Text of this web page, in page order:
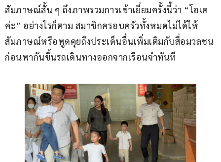
สัมภาษณ์สั้น ๆ ถึงภาพรวมการเข้าเยี่ยมครั้งนี้ว่า “โอเค
ค่ะ” อย่างไรก็ตาม สมาชิกครอบครัวทั้งหมดไม่ได้ให้
สัมภาษณ์หรือพูดคุยถึงประเด็นอื่นเพิ่มเติมกับสื่อมวลชน
ก่อนพากันขึ้นรถเดินทางออกจากเรือนจำทันที